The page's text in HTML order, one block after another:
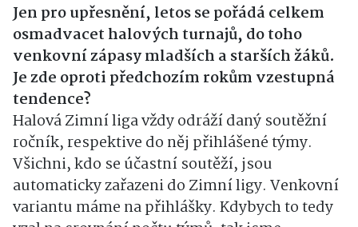
Jen pro upřesnění, letos se pořádá celkem
osmadvacet halových turnajů, do toho
venkovní zápasy mladších a starších žáků.
Je zde oproti předchozím rokům vzestupná
tendence?
Halová Zimní liga vždy odráží daný soutěžní
ročník, respektive do něj přihlášené týmy.
Všichni, kdo se účastní soutěží, jsou
automaticky zařazeni do Zimní ligy. Venkovní
variantu máme na přihlášky. Kdybych to tedy